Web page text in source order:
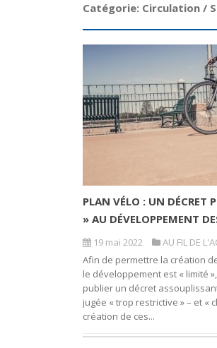
Catégorie: Circulation /
PLAN VÉLO : UN DÉCRET
» AU DÉVELOPPEMENT
19 mai 2022 AU FIL DE
Afin de permettre la création
le développement est « limité
publier un décret
jugée « trop restrictive » – et «
création de ces...